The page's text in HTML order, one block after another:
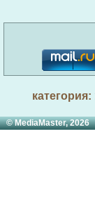
категория:
© MediaMaster,